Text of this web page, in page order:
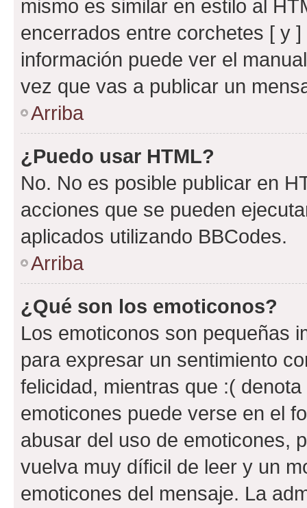
mismo es similar en estilo al
encerrados entre corchetes [ y
información puede ver el
vez que vas a publicar un
Arriba
¿Puedo usar HTML?
No. No es posible publicar en
acciones que se pueden
aplicados utilizando BBCodes.
Arriba
¿Qué son los emoticonos?
Los emoticonos son pequeñas
para expresar un sentimiento
felicidad, mientras que :(
emoticones puede verse en el
abusar del uso de emoticones,
vuelva muy díficil de leer y un
emoticones del mensaje. La